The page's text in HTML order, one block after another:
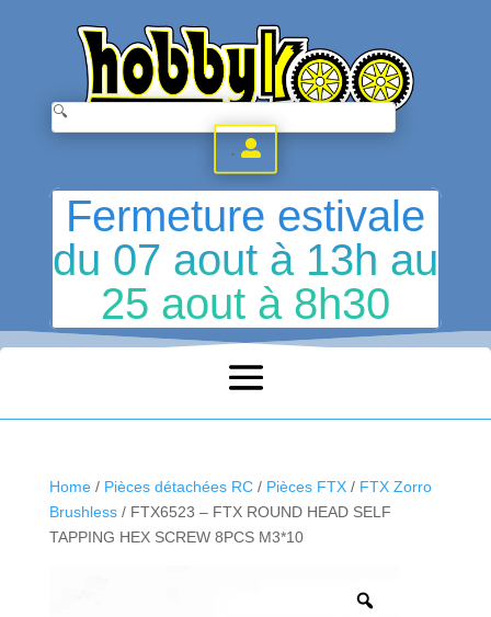
.
Fermeture estivale
du 07 aout à 13h au
25 aout à 8h30
Home/ Pièces détachées RC/ Pièces FTX/ FTX Zorro
Brushless/ FTX6523 – FTX ROUND HEAD SELF
TAPPING HEX SCREW 8PCS M3*10